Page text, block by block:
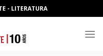
- LITERATURA